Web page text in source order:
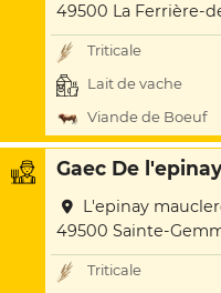
49500 La Ferrière-
Triticale
Lait de vache
Viande de Boeuf
Gaec De
L'epinay
49500 Sainte-
Triticale